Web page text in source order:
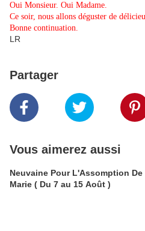
Oui Monsieur. Oui Madame.
Ce soir, nous allons déguster de
Bonne continuation.
LR
Partager
Vous aimerez aussi
Neuvaine Pour L'Assomption De
Marie ( Du 7 au 15 Août )